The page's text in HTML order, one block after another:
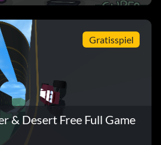
Gratisspiel
& Desert Free Full Game